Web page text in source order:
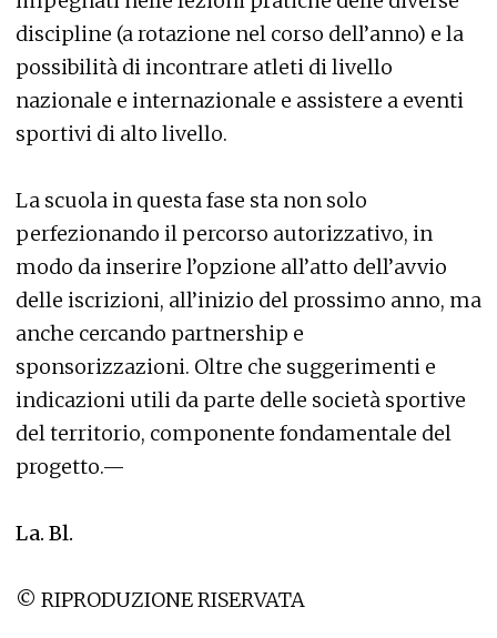
discipline (a rotazione nel corso dell’anno) e la
possibilità di incontrare atleti di livello
nazionale e internazionale e assistere a eventi
sportivi di alto livello.
La scuola in questa fase sta non solo
perfezionando il percorso autorizzativo, in
modo da inserire l’opzione all’atto dell’avvio
delle iscrizioni, all’inizio del prossimo anno, ma
anche cercando partnership e
sponsorizzazioni. Oltre che suggerimenti e
indicazioni utili da parte delle società sportive
del territorio, componente fondamentale del
progetto.—
La. Bl.
© RIPRODUZIONE RISERVATA